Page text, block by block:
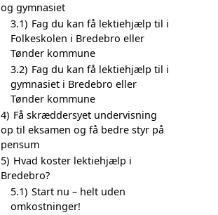
og gymnasiet
3.1) Fag du kan få lektiehjælp til i
Folkeskolen i Bredebro eller
Tønder kommune
3.2) Fag du kan få lektiehjælp til i
gymnasiet i Bredebro eller
Tønder kommune
4) Få skræddersyet undervisning
op til eksamen og få bedre styr på
pensum
5) Hvad koster lektiehjælp i
Bredebro?
5.1) Start nu – helt uden
omkostninger!